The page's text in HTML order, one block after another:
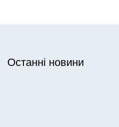
Останні новини